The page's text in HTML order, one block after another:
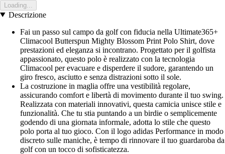
Loading...
Descrizione
Fai un passo sul campo da golf con fiducia nella Ultimate365+
Climacool Butterspun Mighty Blossom Print Polo Shirt, dove
prestazioni ed eleganza si incontrano. Progettato per il golfista
appassionato, questo polo è realizzato con la tecnologia
Climacool per evacuare e disperdere il sudore, garantendo un
giro fresco, asciutto e senza distrazioni sotto il sole.
La costruzione in maglia offre una vestibilità regolare,
assicurando comfort e libertà di movimento durante il tuo swing.
Realizzata con materiali innovativi, questa camicia unisce stile e
funzionalità. Che tu stia puntando a un birdie o semplicemente
godendo di una giornata informale, adotta lo stile che questo
polo porta al tuo gioco. Con il logo adidas Performance in modo
discreto sulle maniche, è tempo di rinnovare il tuo guardaroba da
golf con un tocco di sofisticatezza.